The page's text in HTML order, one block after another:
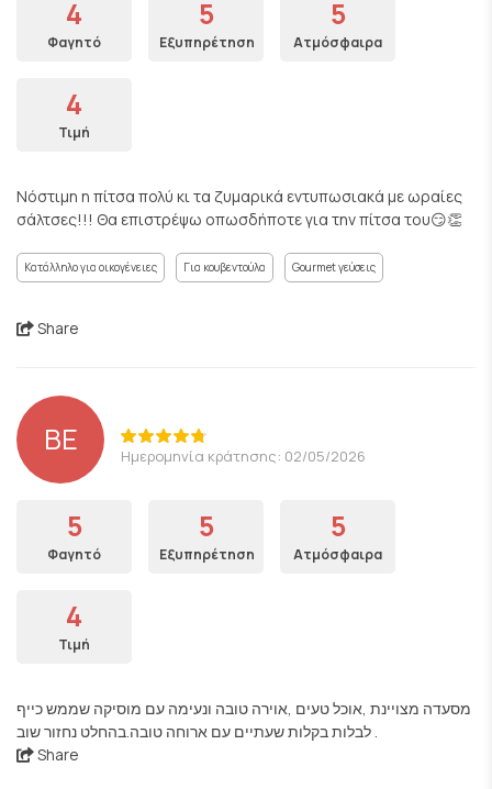
4
Φαγητό
5
Εξυπηρέτηση
5
Ατμόσφαιρα
4
Τιμή
Νόστιμη η πίτσα πολύ κι τα ζυμαρικά εντυπωσιακά με ωραίες
σάλτσες!!! Θα επιστρέψω οπωσδήποτε για την πίτσα του😏👏
Κατάλληλο για οικογένειες Για κουβεντούλα Gourmet γεύσεις
Share
BE Ημερομηνία κράτησης: 02/05/2026
5
Φαγητό
5
Εξυπηρέτηση
5
Ατμόσφαιρα
4
Τιμή
מסעדה מצויינת ,אוכל טעים ,אוירה טובה ונעימה עם מוסיקה שממש כייף
לבלות בקלות שעתיים עם ארוחה טובה.בהחלט נחזור שוב .
Share